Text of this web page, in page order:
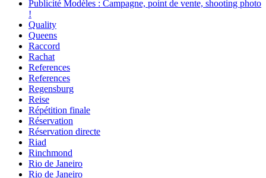
Publicité Modèles : Campagne, point de vente, shooting photo
!
Quality
Queens
Raccord
Rachat
References
References
Regensburg
Reise
Répétition finale
Réservation
Réservation directe
Riad
Rinchmond
Rio de Janeiro
Rio de Janeiro